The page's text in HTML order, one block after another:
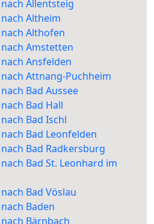
Allentsteig
Altheim
Althofen
Amstetten
Ansfelden
Attnang-Puchheim
Bad Aussee
Bad Hall
Bad Ischl
Bad Leonfelden
Bad Radkersburg
Bad St. Leonhard im
Bad Vöslau
Baden
Bärnbach